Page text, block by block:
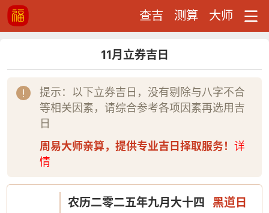
查吉 测算 大师
11月立券吉日
提示：以下立券吉日，没有剔除与八字不合
等相关因素，请综合参考各项因素再选用吉
日
周易大师亲算，提供专业吉日择取服务！ 详
情
农历二零二五年九月大十四 黑道日